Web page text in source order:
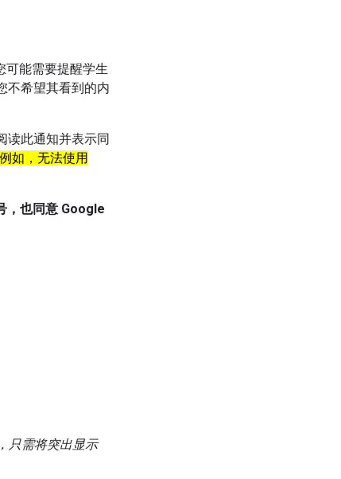
可能需要提醒学生
不希望其看到的内
读此通知并表示同
如，无法使用
，也同意 Google
只需将突出显示